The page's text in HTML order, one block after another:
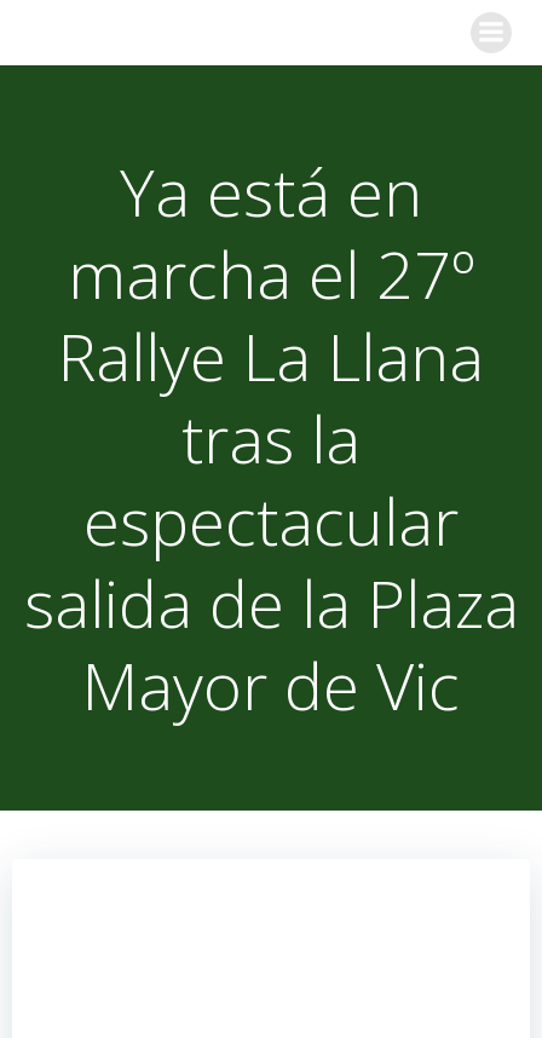
contenido
Ya está en
marcha el 27º
Rallye La Llana
tras la
espectacular
salida de la Plaza
Mayor de Vic